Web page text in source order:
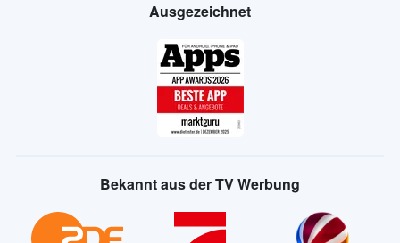
Ausgezeichnet
Bekannt aus der TV Werbung